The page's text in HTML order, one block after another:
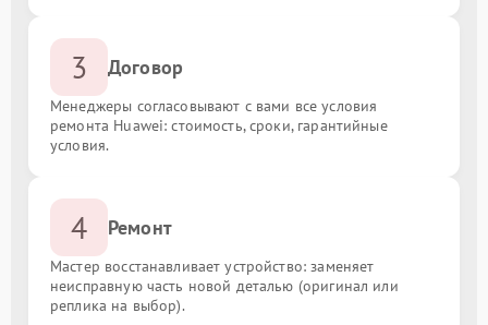
3 Договор
Менеджеры согласовывают с вами все условия
ремонта Huawei: стоимость, сроки, гарантийные
условия.
4 Ремонт
Мастер восстанавливает устройство: заменяет
неисправную часть новой деталью (оригинал или
реплика на выбор).